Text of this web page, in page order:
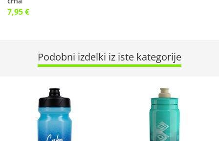
7,95 €
Podobni izdelki iz iste kategorije